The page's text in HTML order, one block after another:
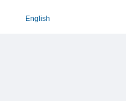
English